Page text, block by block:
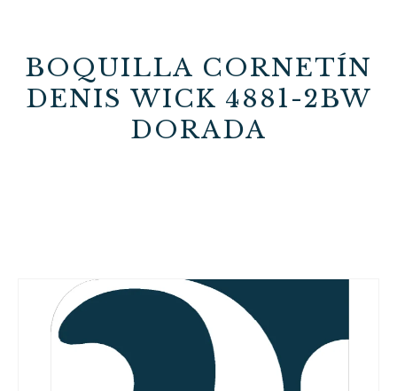
BOQUILLA CORNETÍN
DENIS WICK 4881-2BW
DORADA